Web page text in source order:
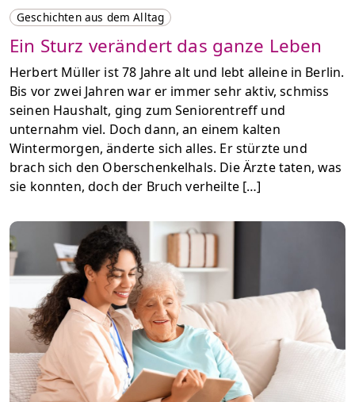
Geschichten aus dem Alltag
Ein Sturz verändert das ganze Leben
Herbert Müller ist 78 Jahre alt und lebt alleine in Berlin.
Bis vor zwei Jahren war er immer sehr aktiv, schmiss
seinen Haushalt, ging zum Seniorentreff und
unternahm viel. Doch dann, an einem kalten
Wintermorgen, änderte sich alles. Er stürzte und
brach sich den Oberschenkelhals. Die Ärzte taten, was
sie konnten, doch der Bruch verheilte […]